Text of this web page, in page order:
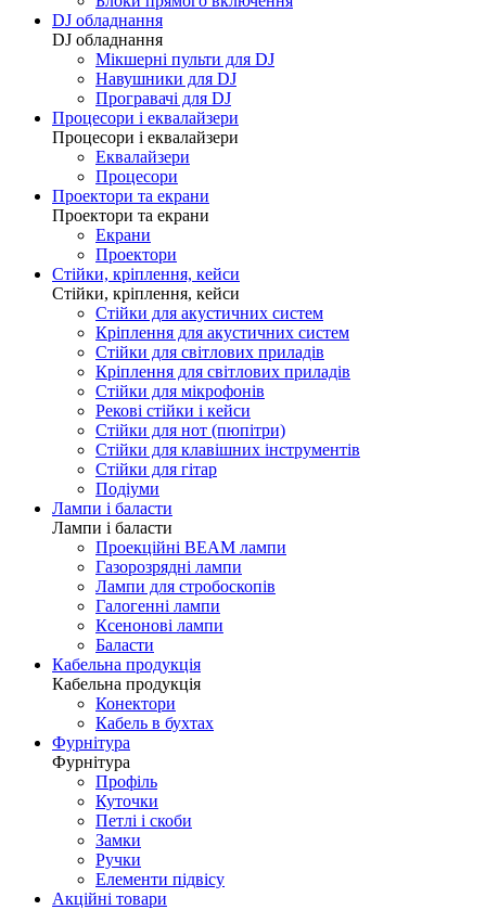
DJ обладнання
DJ обладнання
Мікшерні пульти для DJ
Навушники для DJ
Програвачі для DJ
Процесори і еквалайзери
Процесори і еквалайзери
Еквалайзери
Процесори
Проектори та екрани
Проектори та екрани
Екрани
Проектори
Стійки, кріплення, кейси
Стійки, кріплення, кейси
Стійки для акустичних систем
Кріплення для акустичних систем
Стійки для світлових приладів
Кріплення для світлових приладів
Стійки для мікрофонів
Рекові стійки і кейси
Стійки для нот (пюпітри)
Стійки для клавішних інструментів
Стійки для гітар
Подіуми
Лампи і баласти
Лампи і баласти
Проекційні BEAM лампи
Газорозрядні лампи
Лампи для стробоскопів
Галогенні лампи
Ксенонові лампи
Баласти
Кабельна продукція
Кабельна продукція
Конектори
Кабель в бухтах
Фурнітура
Фурнітура
Профіль
Куточки
Петлі і скоби
Замки
Ручки
Елементи підвісу
Акційні товари